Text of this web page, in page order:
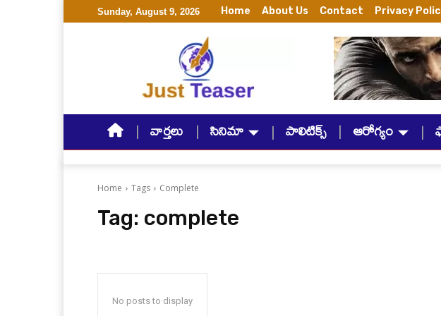
Sunday, August 9, 2026 Home About Us Contact Privacy
వార్తలు సినిమా పాలిటిక్స్ ఆరోగ్యం
Home Tags Complete
Tag: complete
No posts to display